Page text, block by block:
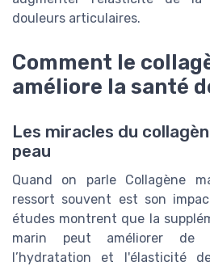
douleurs articulaires.
Comment le
améliore la santé
Les miracles du
peau
Quand on parle Collagène
ressort souvent est son
études montrent que la
marin peut améliorer de
l’hydratation et l'élasticité